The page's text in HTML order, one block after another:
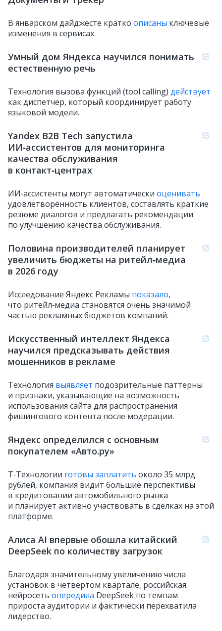
В январском дайджесте кратко описаны ключевые
изменения в сервисах.
Умный дом Яндекса научился понимать
естественную речь
Технология вызова функций (tool calling) действует
как диспетчер, который координирует работу
языковой модели.
Yandex B2B Tech запустила
ИИ‑ассистентов для мониторинга
качества обслуживания
в контакт‑центрах
ИИ‑ассистенты могут автоматически оценивать
удовлетворённость клиентов, составлять краткие
резюме диалогов и предлагать рекомендации
по улучшению качества обслуживания.
Половина производителей планирует
увеличить бюджеты на ритейл‑медиа
в 2026 году
Исследование Яндекс Рекламы показало,
что ритейл‑медиа становятся очень значимой
частью рекламных бюджетов компаний.
Искусственный интеллект Яндекса
научился предсказывать действия
мошенников в рекламе
Технология выявляет подозрительные паттерны
и признаки, указывающие на возможность
использования сайта для распространения
фишингового контента после модерации.
Яндекс определился с основным
покупателем «Авто.ру»
Т‑Технологии готовы заплатить около 35 млрд
рублей, компания видит большие перспективы
в кредитовании автомобильного рынка
и планирует активно участвовать в сделках на этой
платформе.
Алиса AI впервые обошла китайский
DeepSeek по количеству загрузок
Благодаря значительному увеличению числа
установок в четвёртом квартале, российская
нейросеть опередила DeepSeek по темпам
прироста аудитории и фактически перехватила
лидерство.